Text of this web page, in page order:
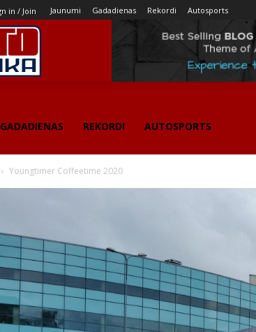
in / Join Jaunumi Gadadienas Rekordi Autosports
GADADIENAS REKORDI AUTOSPORTS
Youngtimer Coffeetime 2020